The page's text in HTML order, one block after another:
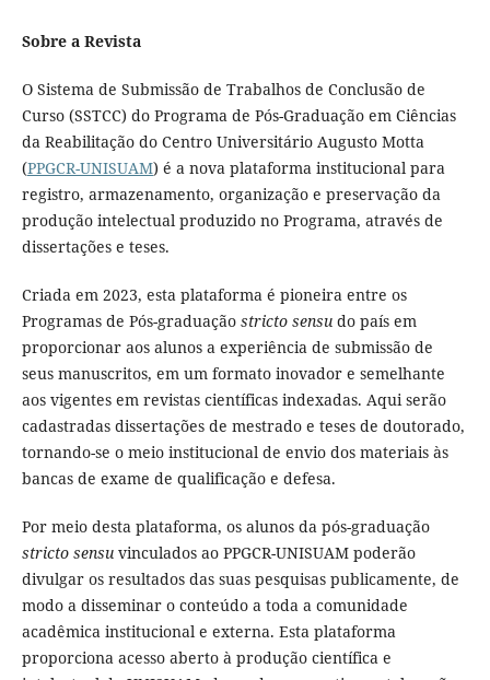
Sobre a Revista
O Sistema de Submissão de Trabalhos de Conclusão de
Curso (SSTCC) do Programa de Pós-Graduação em Ciências
da Reabilitação do Centro Universitário Augusto Motta
(PPGCR-UNISUAM) é a nova plataforma institucional para
registro, armazenamento, organização e preservação da
produção intelectual produzido no Programa, através de
dissertações e teses.
Criada em 2023, esta plataforma é pioneira entre os
Programas de Pós-graduação stricto sensudo país em
proporcionar aos alunos a experiência de submissão de
seus manuscritos, em um formato inovador e semelhante
aos vigentes em revistas científicas indexadas. Aqui serão
cadastradas dissertações de mestrado e teses de doutorado,
tornando-se o meio institucional de envio dos materiais às
bancas de exame de qualificação e defesa.
Por meio desta plataforma, os alunos da pós-graduação
stricto sensu vinculados ao PPGCR-UNISUAM poderão
divulgar os resultados das suas pesquisas publicamente, de
modo a disseminar o conteúdo a toda a comunidade
acadêmica institucional e externa. Esta plataforma
proporciona acesso aberto à produção científica e